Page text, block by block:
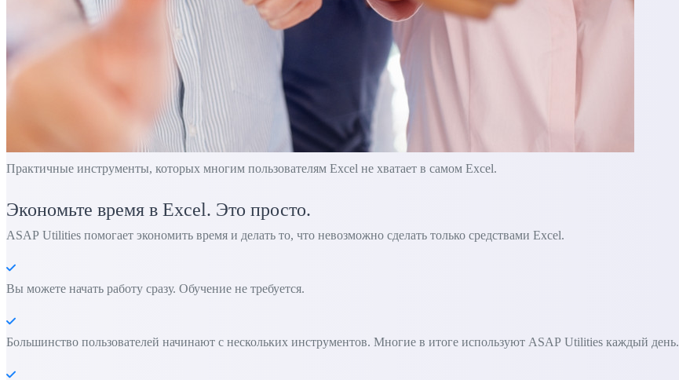
Практичные инструменты, которых многим пользователям Excel не хватает в самом Excel.
Экономьте время в Excel. Это просто.
ASAP Utilities помогает экономить время и делать то, что невозможно сделать только средствами Excel.
Вы можете начать работу сразу. Обучение не требуется.
Большинство пользователей начинают с нескольких инструментов. Многие в итоге используют ASAP Utilities каждый день.